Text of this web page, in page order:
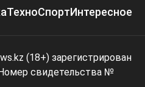
ТехноСпортИнтересное
(18+) зарегистрирован
свидетельства №